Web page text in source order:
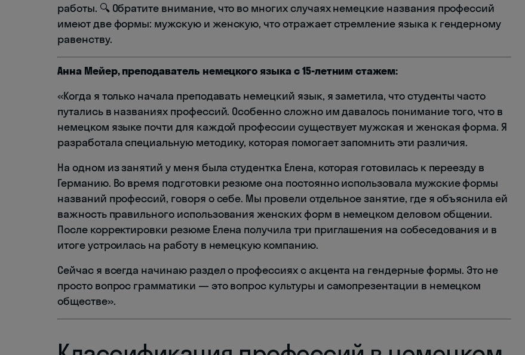
работы. 🔍 Обратите внимание, что во многих случаях немецкие названия профессий
имеют две формы: мужскую и женскую, что отражает стремление языка к гендерному
равенству.
Анна Мейер, преподаватель немецкого языка с 15-летним стажем:
«Когда я только начала преподавать немецкий язык, я заметила, что студенты часто
путались в названиях профессий. Особенно сложно им давалось понимание того, что в
немецком языке почти для каждой профессии существует мужская и женская форма. Я
разработала специальную методику, которая помогает запомнить эти различия.
На одном из занятий у меня была студентка Елена, которая готовилась к переезду в
Германию. Во время подготовки резюме она постоянно использовала мужские формы
названий профессий, говоря о себе. Мы провели отдельное занятие, где я объяснила ей
важность правильного использования женских форм в немецком деловом общении.
После корректировки резюме Елена получила три приглашения на собеседования и в
итоге устроилась на работу в немецкую компанию.
Сейчас я всегда начинаю раздел о профессиях с акцента на гендерные формы. Это не
просто вопрос грамматики — это вопрос культуры и самопрезентации в немецком
обществе».